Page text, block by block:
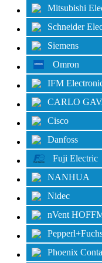
Mitsubishi
Schneider
Siemens
Omron
IFM
CARLO
Cisco
Danfoss
Fuji Electric
NANHUA
Nidec
nVent
Phoenix